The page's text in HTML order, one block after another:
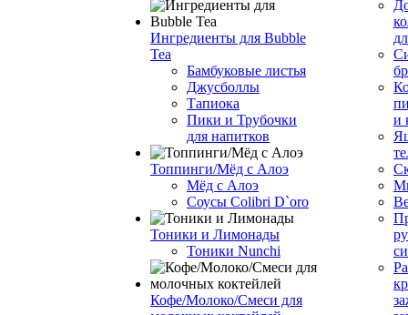
Ингредиенты для Bubble
Tea
Бамбуковые листья
Джусболлы
Тапиока
Пики и Трубочки
для напитков
Топпинги/Мёд с Алоэ
Мёд с Алоэ
Соусы Colibri D`oro
Тоники и Лимонады
Тоники Nunchi
Кофе/Молоко/Смеси для
и